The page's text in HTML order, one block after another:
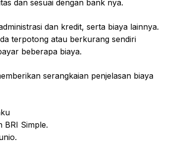
dan sesuai dengan bank nya.
dan kredit, serta biaya lainnya.
terpotong atau berkurang sendiri
beberapa biaya.
serangkaian penjelasan biaya
BRI Simple.